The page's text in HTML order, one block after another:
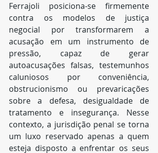
Ferrajoli posiciona-se firmemente
contra os modelos de justiça
negocial por transformarem a
acusação em um instrumento de
pressão, capaz de gerar
autoacusações falsas, testemunhos
caluniosos por conveniência,
obstrucionismo ou prevaricações
sobre a defesa, desigualdade de
tratamento e insegurança. Nesse
contexto, a jurisdição penal se torna
um luxo reservado apenas a quem
esteja disposto a enfrentar os seus